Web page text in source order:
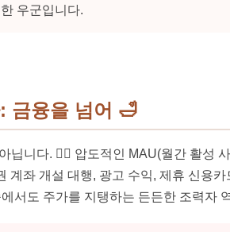
우군입니다.
금융을 넘어 🛁
닙니다. 🤷‍♂️ 압도적인 MAU(월간 활성
계좌 개설 대행, 광고 수익, 제휴 신용
서도 주가를 지탱하는 든든한 조력자